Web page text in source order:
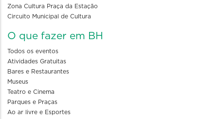
Zona Cultura Praça da Estação
Circuito Municipal de Cultura
O que fazer em BH
Todos os eventos
Atividades Gratuitas
Bares e Restaurantes
Museus
Teatro e Cinema
Parques e Praças
Ao ar livre e Esportes